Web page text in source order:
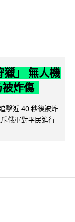
獵」 無人機
炸傷
擊近 40 秒後被炸
俄軍對平民進行